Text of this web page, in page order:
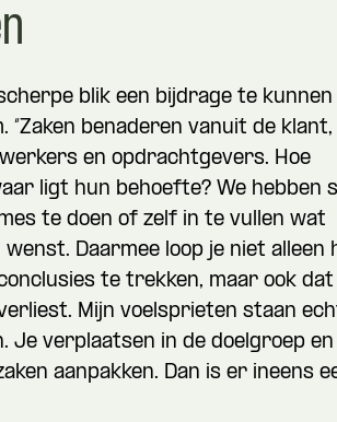
blik een bijdrage te kunnen
“Zaken benaderen vanuit de klant,
en opdrachtgevers. Hoe
ligt hun behoefte? We hebben
te doen of zelf in te vullen wat
Daarmee loop je niet alleen
te trekken, maar ook dat
Mijn voelsprieten staan
Je verplaatsen in de doelgroep en
aanpakken. Dan is er ineens
Hoe kunnen we je
Wat is je